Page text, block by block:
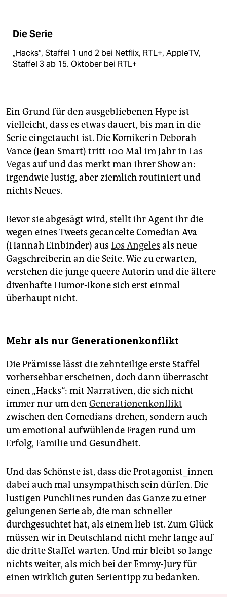
Die Serie
„Hacks“, Staffel 1 und 2 bei Netflix, RTL+, AppleTV,
Staffel 3 ab 15. Oktober bei RTL+
Ein Grund für den ausgebliebenen Hype ist
vielleicht, dass es etwas dauert, bis man in die
Serie eingetaucht ist. Die Komikerin Deborah
Vance (Jean Smart) tritt 100 Mal im Jahr in Las
Vegas auf und das merkt man ihrer Show an:
irgendwie lustig, aber ziemlich routiniert und
nichts Neues.
Bevor sie abgesägt wird, stellt ihr Agent ihr die
wegen eines Tweets gecancelte Comedian Ava
(Hannah Einbinder) aus Los Angeles als neue
Gagschreiberin an die Seite. Wie zu erwarten,
verstehen die junge queere Autorin und die ältere
divenhafte Humor-Ikone sich erst einmal
überhaupt nicht.
Mehr als nur Generationenkonflikt
Die Prämisse lässt die zehnteilige erste Staffel
vorhersehbar erscheinen, doch dann überrascht
einen „Hacks“: mit Narrativen, die sich nicht
immer nur um den Generatio­nenkonflikt
zwischen den Comedians drehen, sondern auch
um emotional aufwühlende Fragen rund um
Erfolg, Familie und Gesundheit.
Und das Schönste ist, dass die Protagonist_innen
dabei auch mal unsympathisch sein dürfen. Die
lustigen Punchlines runden das Ganze zu einer
gelungenen Serie ab, die man schneller
durchgesuchtet hat, als einem lieb ist. Zum Glück
müssen wir in Deutschland nicht mehr lange auf
die dritte Staffel warten. Und mir bleibt so lange
nichts weiter, als mich bei der Emmy-Jury für
einen wirklich guten Serientipp zu bedanken.